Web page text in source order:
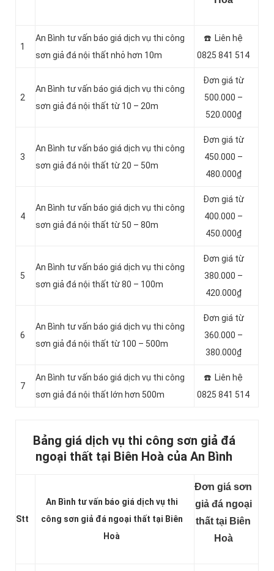
1
An Bình tư vấn báo giá dịch vụ thi công
sơn giả đá nội thất nhỏ hơn 10m
☎️ Liên hệ
0825 841 514
2
An Bình tư vấn báo giá dịch vụ thi công
sơn giả đá nội thất từ 10 – 20m
Đơn giá từ
500.000 –
520.000₫
3
An Bình tư vấn báo giá dịch vụ thi công
sơn giả đá nội thất từ 20 – 50m
Đơn giá từ
450.000 –
480.000₫
4
An Bình tư vấn báo giá dịch vụ thi công
sơn giả đá nội thất từ 50 – 80m
Đơn giá từ
400.000 –
450.000₫
5
An Bình tư vấn báo giá dịch vụ thi công
sơn giả đá nội thất từ 80 – 100m
Đơn giá từ
380.000 –
420.000₫
6
An Bình tư vấn báo giá dịch vụ thi công
sơn giả đá nội thất từ 100 – 500m
Đơn giá từ
360.000 –
380.000₫
7
An Bình tư vấn báo giá dịch vụ thi công
sơn giả đá nội thất lớn hơn 500m
☎️ Liên hệ
0825 841 514
Bảng giá dịch vụ thi công sơn giả đá
ngoại thất tại Biên Hoà của An Bình
Stt
An Bình tư vấn báo giá dịch vụ thi
công sơn giả đá ngoại thất tại Biên
Hoà
Đơn giá sơn
giả đá ngoại
thất tại Biên
Hoà